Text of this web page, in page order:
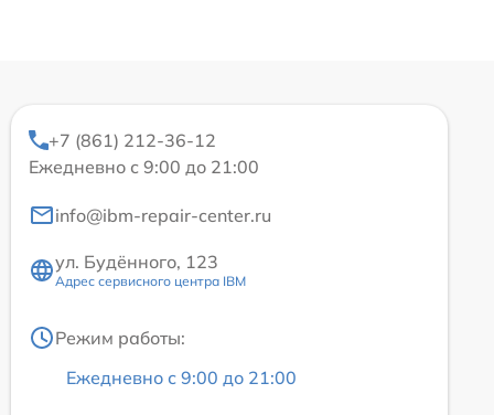
+7 (861) 212-36-12
Ежедневно с 9:00 до 21:00
info@ibm-repair-center.ru
ул. Будённого, 123
Адрес сервисного центра IBM
Режим работы:
Ежедневно с 9:00 до 21:00